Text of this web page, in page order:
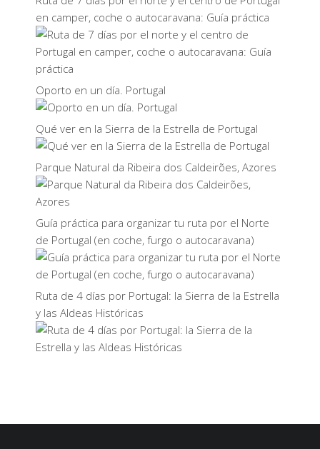
en camper, coche o autocaravana: Guía práctica
Oporto en un día. Portugal
Qué ver en la Sierra de la Estrella de Portugal
Parque Natural da Ribeira dos Caldeirões, Azores
Guía práctica para organizar tu ruta por el Norte
de Portugal (en coche, furgo o autocaravana)
Ruta de 4 días por Portugal: la Sierra de la Estrella
y las Aldeas Históricas